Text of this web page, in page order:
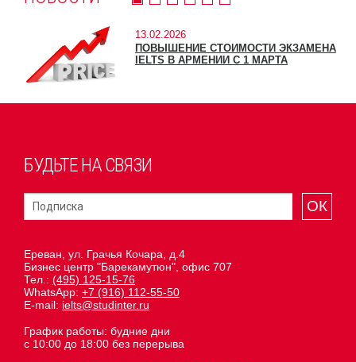
13.02.2026
ПОВЫШЕНИЕ СТОИМОСТИ ЭКЗАМЕНА
IELTS В АРМЕНИИ С 1 МАРТА
БУДЬТЕ НА СВЯЗИ
ОК
Ереван, ул. Грачья Кочара, д.4
Бизнес центр "Барекамутюн", офис 707
Тел.: (495) 125-15-76
WhatsApp: +7 (916) 112-55-50
E-mail: ielts@studinter.ru
График работы: будние дни
с 10:00 до 18:00 без перерыва